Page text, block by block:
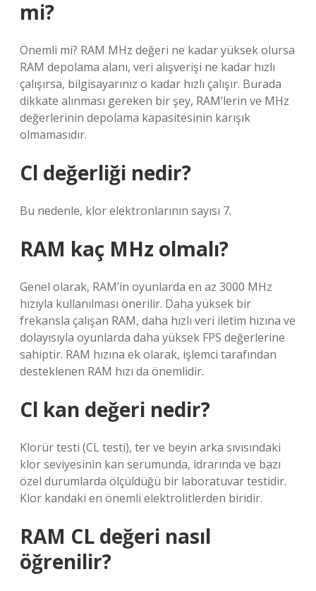
mi?
Önemli mi? RAM MHz değeri ne kadar yüksek olursa
RAM depolama alanı, veri alışverişi ne kadar hızlı
çalışırsa, bilgisayarınız o kadar hızlı çalışır. Burada
dikkate alınması gereken bir şey, RAM’lerin ve MHz
değerlerinin depolama kapasitesinin karışık
olmamasıdır.
Cl değerliği nedir?
Bu nedenle, klor elektronlarının sayısı 7.
RAM kaç MHz olmalı?
Genel olarak, RAM’in oyunlarda en az 3000 MHz
hızıyla kullanılması önerilir. Daha yüksek bir
frekansla çalışan RAM, daha hızlı veri iletim hızına ve
dolayısıyla oyunlarda daha yüksek FPS değerlerine
sahiptir. RAM hızına ek olarak, işlemci tarafından
desteklenen RAM hızı da önemlidir.
Cl kan değeri nedir?
Klorür testi (CL testi), ter ve beyin arka sıvısındaki
klor seviyesinin kan serumunda, idrarında ve bazı
özel durumlarda ölçüldüğü bir laboratuvar testidir.
Klor kandaki en önemli elektrolitlerden biridir.
RAM CL değeri nasıl
öğrenilir?